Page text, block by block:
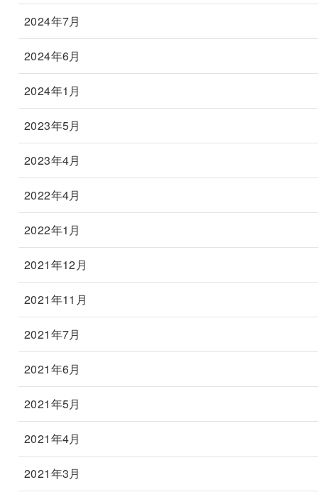
2024年7月
2024年6月
2024年1月
2023年5月
2023年4月
2022年4月
2022年1月
2021年12月
2021年11月
2021年7月
2021年6月
2021年5月
2021年4月
2021年3月